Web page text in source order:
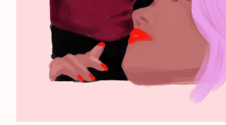
Relations ouvertes
Vie de couple
Libido & Orgasmes
Séduction, rencontres & relations
Plan cul
Astrologie
Dating & Séduction
Jouets et toys